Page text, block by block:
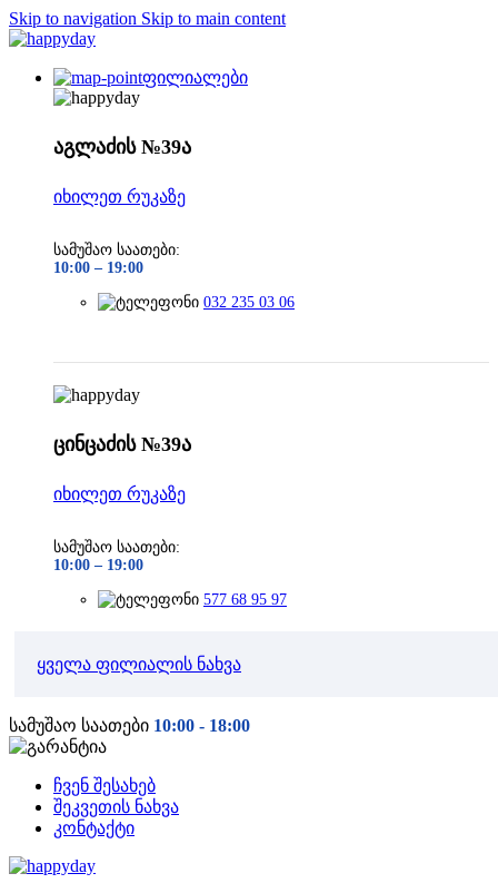
Skip to navigation Skip to main content
ფილიალები
აგლაძის №39ა
იხილეთ რუკაზე
სამუშაო საათები:
10:00 – 19:00
032 235 03 06
ცინცაძის №39ა
იხილეთ რუკაზე
სამუშაო საათები:
10:00 – 19:00
577 68 95 97
ყველა ფილიალის ნახვა
სამუშაო საათები 10:00 - 18:00
ჩვენ შესახებ
შეკვეთის ნახვა
კონტაქტი